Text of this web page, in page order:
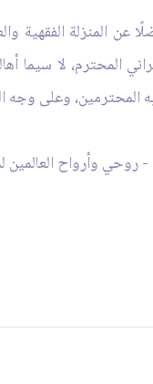
المنزلة الفقهية
المحترم، لا
المحترمين، وعلى
روحي وأرواح العالمين